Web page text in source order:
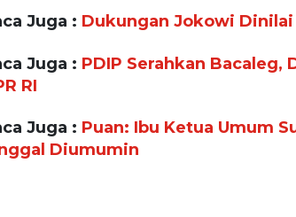
Juga : Dukungan Jokowi
Juga : PDIP Serahkan Bacaleg,
RI
Juga : Puan: Ibu Ketua Umum
Diumumin